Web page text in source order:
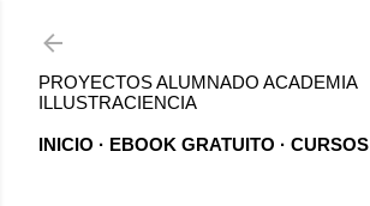
PROYECTOS ALUMNADO ACADEMIA
ILLUSTRACIENCIA
INICIO EBOOK GRATUITO